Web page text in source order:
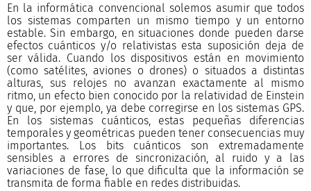
En la informática convencional solemos asumir que todos
los sistemas comparten un mismo tiempo y un entorno
estable. Sin embargo, en situaciones donde pueden darse
efectos cuánticos y/o relativistas esta suposición deja de
ser válida. Cuando los dispositivos están en movimiento
(como satélites, aviones o drones) o situados a distintas
alturas, sus relojes no avanzan exactamente al mismo
ritmo, un efecto bien conocido por la relatividad de Einstein
y que, por ejemplo, ya debe corregirse en los sistemas GPS.
En los sistemas cuánticos, estas pequeñas diferencias
temporales y geométricas pueden tener consecuencias muy
importantes. Los bits cuánticos son extremadamente
sensibles a errores de sincronización, al ruido y a las
variaciones de fase, lo que dificulta que la información se
transmita de forma fiable en redes distribuidas.